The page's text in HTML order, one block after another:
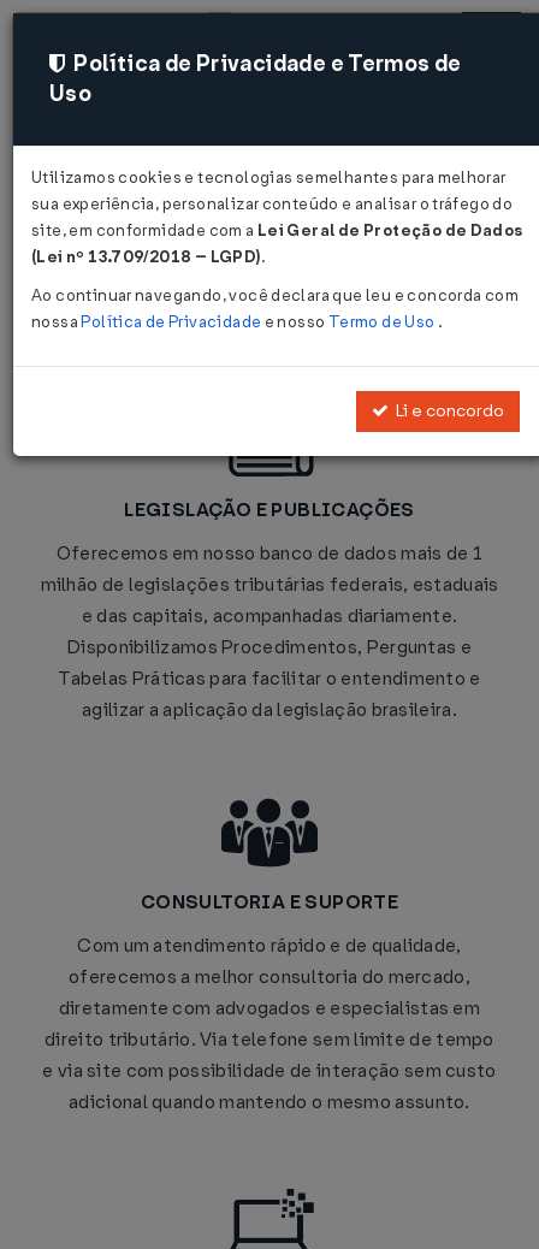
Acessar
Agilize Decisões
Seguras
LEGISLAÇÃO E PUBLICAÇÕES
Oferecemos em nosso banco de dados mais de 1
milhão de legislações tributárias federais, estaduais
e das capitais, acompanhadas diariamente.
Disponibilizamos Procedimentos, Perguntas e
Tabelas Práticas para facilitar o entendimento e
agilizar a aplicação da legislação brasileira.
CONSULTORIA E SUPORTE
Com um atendimento rápido e de qualidade,
oferecemos a melhor consultoria do mercado,
diretamente com advogados e especialistas em
direito tributário. Via telefone sem limite de tempo
e via site com possibilidade de interação sem custo
adicional quando mantendo o mesmo assunto.
Política de Privacidade e Termos de
Uso
Utilizamos cookies e tecnologias semelhantes para melhorar
sua experiência, personalizar conteúdo e analisar o tráfego do
site, em conformidade com a Lei Geral de Proteção de Dados
(Lei nº 13.709/2018 – LGPD).
Ao continuar navegando, você declara que leu e concorda com
nossaPolítica de Privacidade e nosso Termo de Uso .
Li e concordo